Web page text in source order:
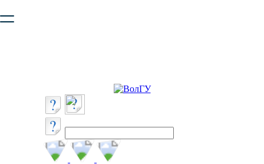
безопасную работу с сайтом. Пожалуйста